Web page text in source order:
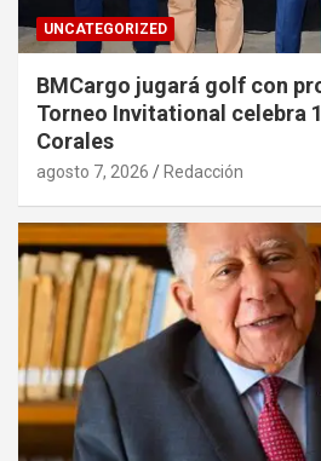
UNCATEGORIZED
BMCargo jugará golf con
Torneo Invitational celebra
Corales
agosto 7, 2026 Redacción